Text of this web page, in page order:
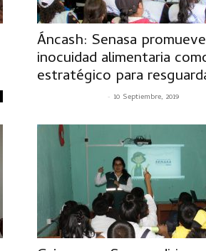
Áncash: Senasa
inocuidad alimentaria
estratégico para
- 10 Septiembre, 2019